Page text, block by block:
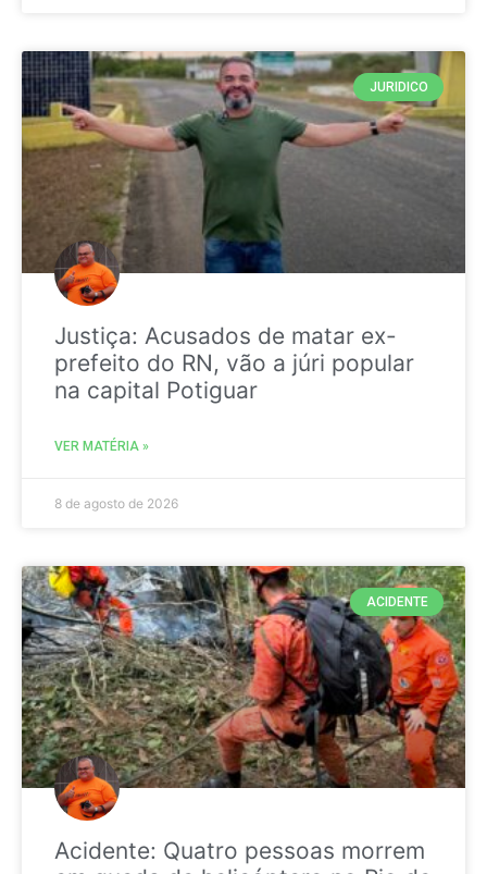
JURIDICO
Justiça: Acusados de matar ex-
prefeito do RN, vão a júri popular
na capital Potiguar
VER MATÉRIA »
8 de agosto de 2026
ACIDENTE
Acidente: Quatro pessoas morrem